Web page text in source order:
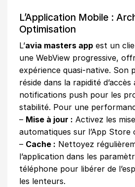
L’Application Mobile :
Optimisation
L’avia masters app est un
une WebView progressive,
expérience quasi-native. Son
réside dans la rapidité
notifications push pour les
stabilité. Pour une
– Mise à jour : Activez les
automatiques sur l’App Store
– Cache : Nettoyez
l’application dans les
téléphone pour libérer de
les lenteurs.